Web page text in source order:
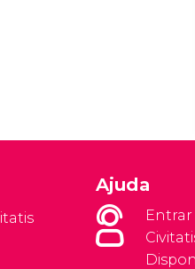
Ajuda